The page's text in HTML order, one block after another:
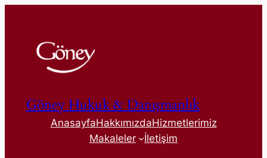
Göney Hukuk & Danışmanlık
AnasayfaHakkımızdaHizmetlerimiz
Makaleler
İletişim